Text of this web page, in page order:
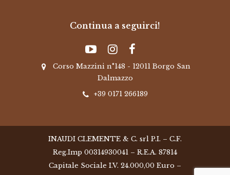
Continua a seguirci!
Corso Mazzini n°148 - 12011 Borgo San
Dalmazzo
+39 0171 266189
INAUDI CLEMENTE & C. srl P.I. – C.F.
Reg.Imp 00314930041 – R.E.A. 87814
Capitale Sociale I.V. 24.000,00 Euro –